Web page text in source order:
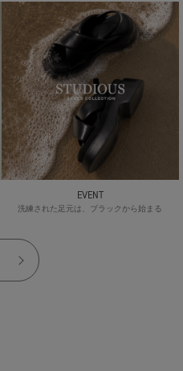
EVENT
洗練された足元は、ブラックから始まる